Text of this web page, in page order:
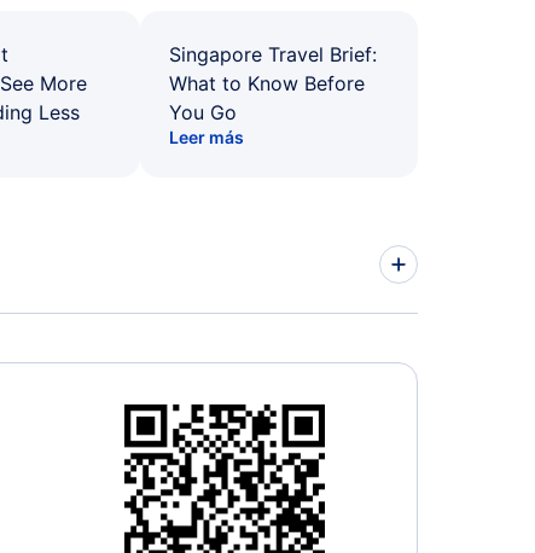
More
Less
Singapore Travel Brief:
What to Know Before
You Go
Leer más